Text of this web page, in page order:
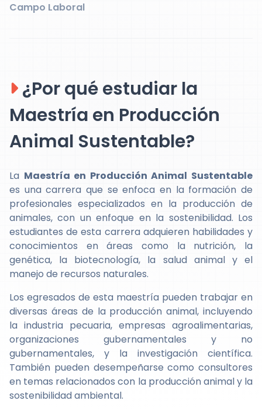
Campo Laboral
¿Por qué estudiar la
Maestría en Producción
Animal Sustentable?
La Maestría en Producción Animal Sustentable
es una carrera que se enfoca en la formación de
profesionales especializados en la producción de
animales, con un enfoque en la sostenibilidad. Los
estudiantes de esta carrera adquieren habilidades y
conocimientos en áreas como la nutrición, la
genética, la biotecnología, la salud animal y el
manejo de recursos naturales.
Los egresados de esta maestría pueden trabajar en
diversas áreas de la producción animal, incluyendo
la industria pecuaria, empresas agroalimentarias,
organizaciones gubernamentales y no
gubernamentales, y la investigación científica.
También pueden desempeñarse como consultores
en temas relacionados con la producción animal y la
sostenibilidad ambiental.